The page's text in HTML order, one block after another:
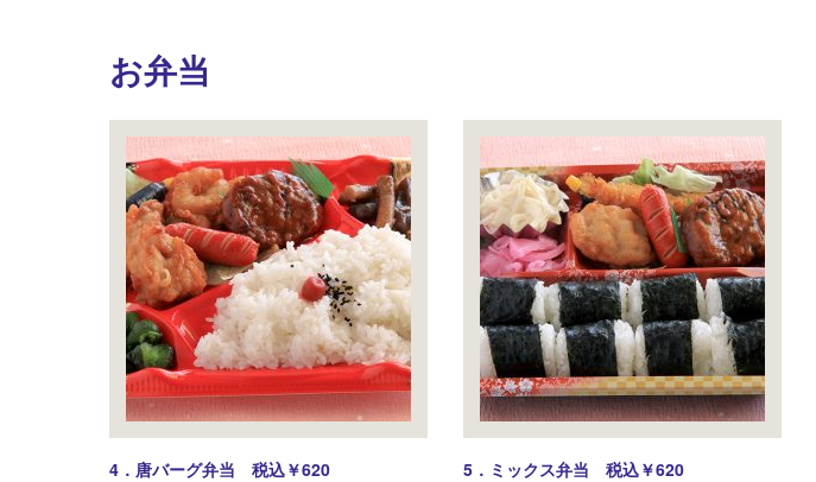
お弁当
4．唐バーグ弁当 税込￥620 5．ミックス弁当 税込￥620